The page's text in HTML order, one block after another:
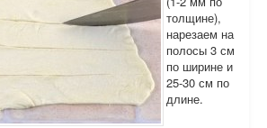
толщине),
нарезаем на
полосы 3 см
по ширине и
25-30 см по
длине.